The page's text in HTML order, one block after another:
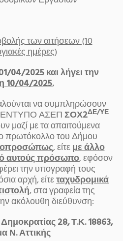
των αιτήσεων (10
ημέρες)
04/2025 και λήγει την
10/04/2025.
να συμπληρώσουν
ΕΝΤΥΠΟ ΑΣΕΠΣΟΧ2ΔΕ/ΥΕ
μαζί με τα απαιτούμενα
πρωτόκολλο του Δήμου
, είτεμε άλλο
αυτούς πρόσωπο, εφόσον
την υπογραφή τους
αρχή, είτεταχυδρομικά
, στα γραφεία της
ακόλουθη διεύθυνση:
28, Τ.Κ. 18863,
Ν. Αττικής